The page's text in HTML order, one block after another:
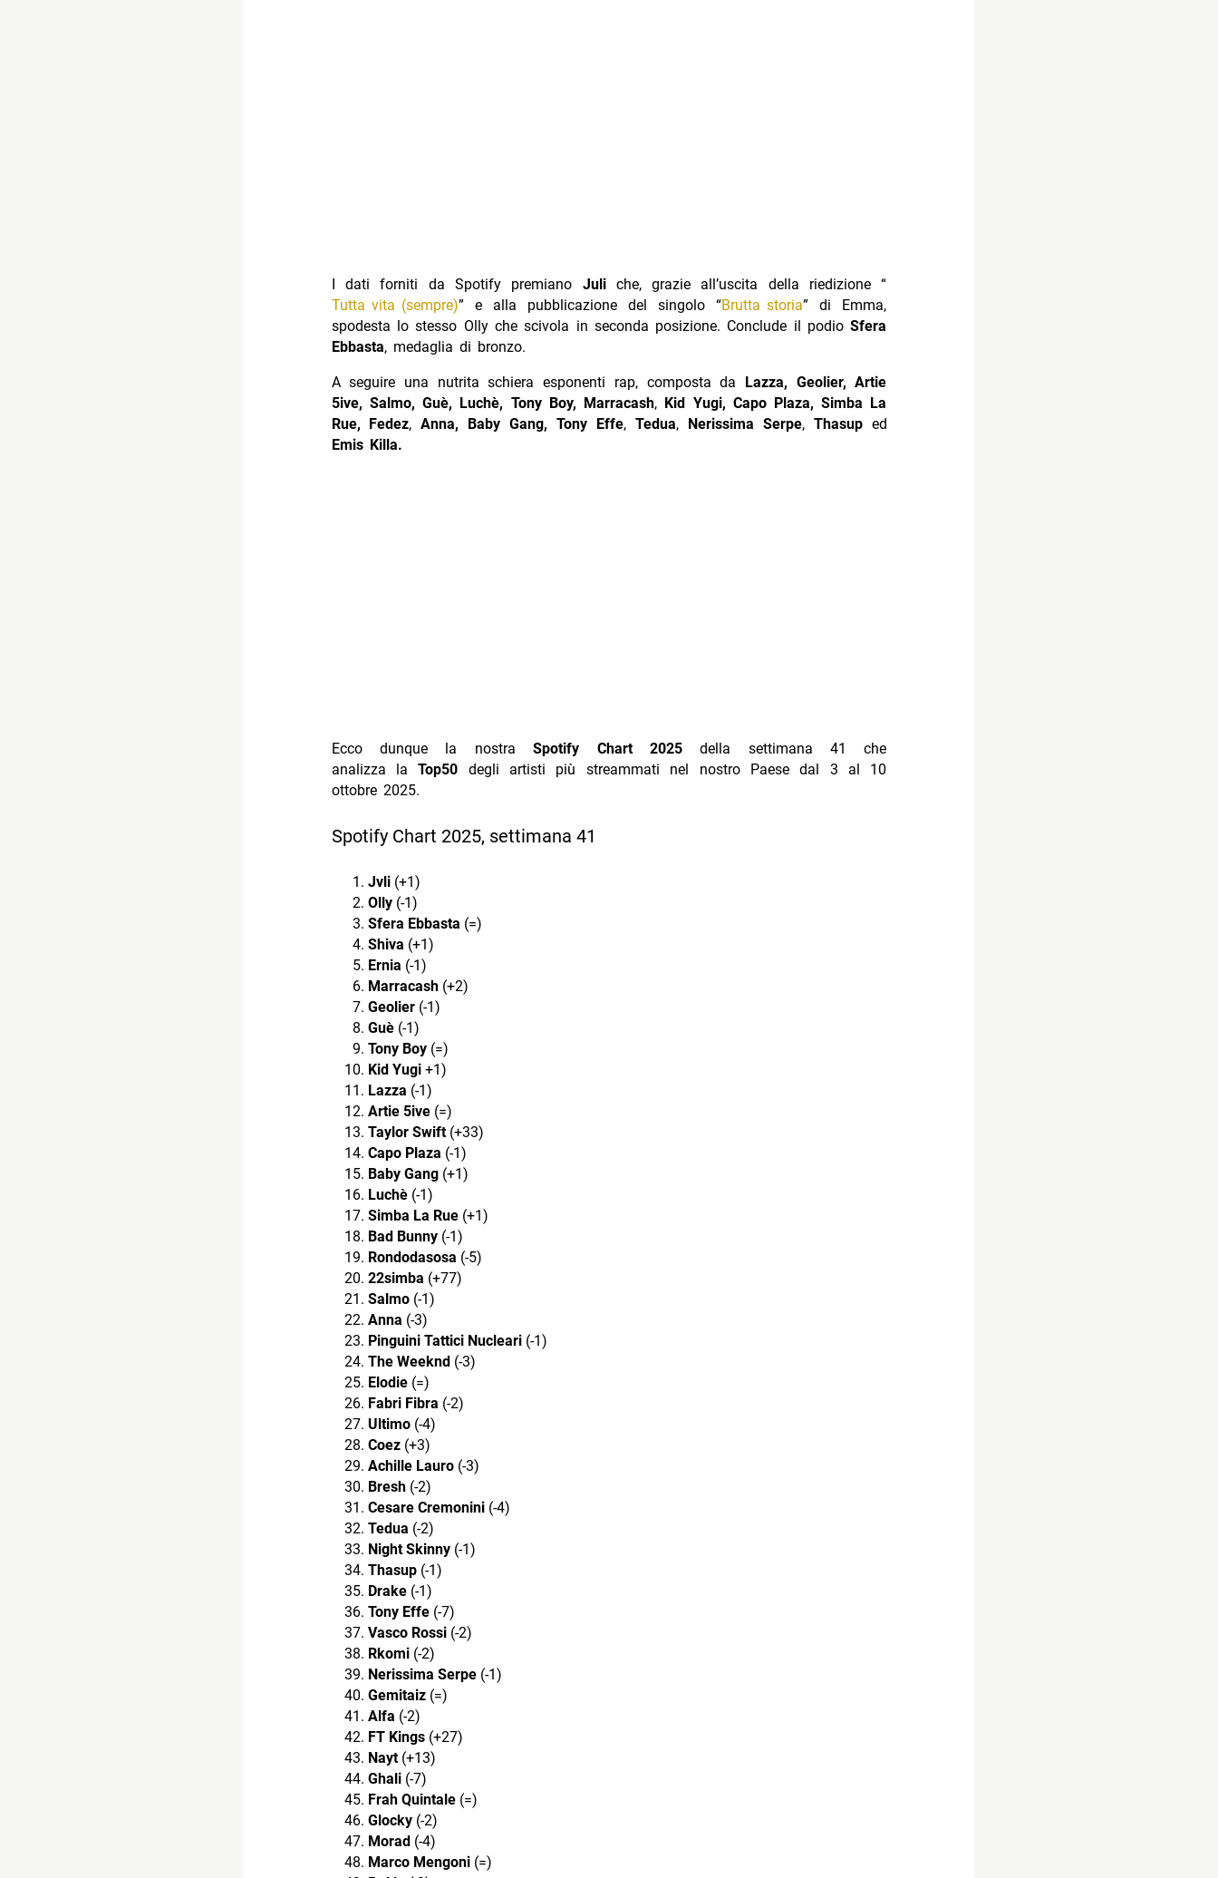
I dati forniti da Spotify premiano Juliche, grazie all’uscita della riedizione “
Tutta vita (sempre)” e alla pubblicazione del singolo “Brutta storia” di Emma,
spodesta lo stesso Olly che scivola in seconda posizione. Conclude il podioSfera
Ebbasta, medaglia di bronzo.
A seguire una nutrita schiera esponenti rap, composta da Lazza, Geolier, Artie
5ive, Salmo, Guè,
Luchè, Tony Boy, Marracash, Kid Yugi, Capo Plaza,Simba La
Rue, Fedez,Anna, Baby Gang, Tony Effe, Tedua, Nerissima Serpe, Thasup ed
Emis Killa.
Ecco dunque la nostraSpotify Chart 2025della settimana 41 che
analizza laTop50 degli artisti più streammati nel nostro Paese dal 3 al 10
ottobre 2025.
Spotify Chart 2025, settimana 41
Jvli (+1)
Olly(-1)
Sfera Ebbasta (=)
Shiva (+1)
Ernia (-1)
Marracash(+2)
Geolier(-1)
Guè(-1)
Tony Boy(=)
Kid Yugi+1)
Lazza (-1)
Artie 5ive(=)
Taylor Swift(+33)
Capo Plaza (-1)
Baby Gang(+1)
Luchè(-1)
Simba La Rue(+1)
Bad Bunny(-1)
Rondodasosa (-5)
22simba (+77)
Salmo(-1)
Anna (-3)
Pinguini Tattici Nucleari(-1)
The Weeknd(-3)
Elodie(=)
Fabri Fibra (-2)
Ultimo(-4)
Coez(+3)
Achille Lauro(-3)
Bresh(-2)
Cesare Cremonini(-4)
Tedua (-2)
Night Skinny (-1)
Thasup(-1)
Drake(-1)
Tony Effe(-7)
Vasco Rossi (-2)
Rkomi(-2)
Nerissima Serpe(-1)
Gemitaiz(=)
Alfa (-2)
FT Kings (+27)
Nayt(+13)
Ghali(-7)
Frah Quintale(=)
Glocky(-2)
Morad(-4)
Marco Mengoni (=)